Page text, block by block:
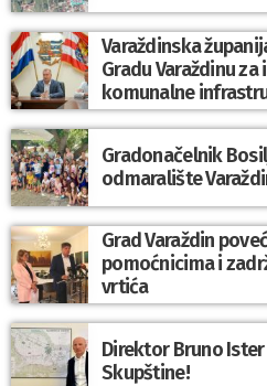
Varaždinska
Gradu Varaždinu
komunalne
Gradonačelnik
odmaralište
Grad Varaždin
pomoćnicima i
vrtića
Direktor Bruno
Skupštine!